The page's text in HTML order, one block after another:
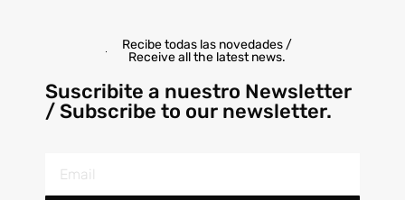
Recibe todas las novedades /
Receive all the latest news.
Suscribite a nuestro Newsletter
/ Subscribe to our newsletter.